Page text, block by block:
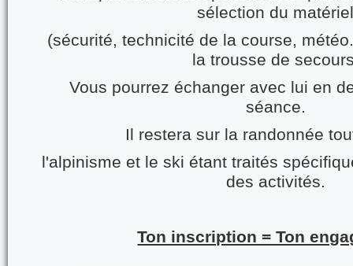
sélection du
(sécurité, technicité de la course,
la trousse de
Vous pourrez échanger avec lui en
séance.
Il restera sur la randonnée
l'alpinisme et le ski étant traités
des activités.
Ton inscription = Ton